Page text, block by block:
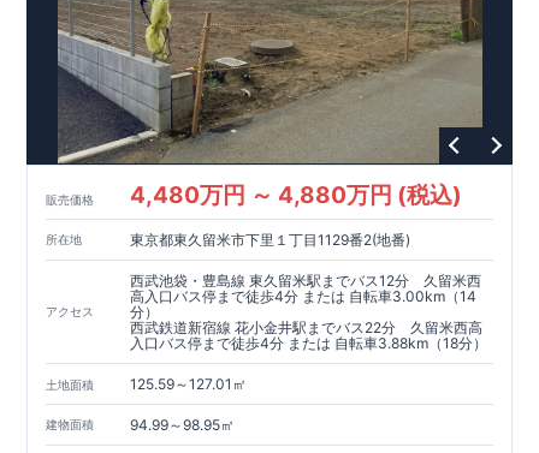
周辺には利便施設が点在！
販売価格 4,480万円 ～ 4,880万円 (税込)
所在地 東京都東久留米市下里１丁目1129番2(地番)
アクセス
西武池袋・豊島線 東久留米駅までバス12分 久留米西
高入口バス停まで徒歩4分 または 自転車3.00km（14
分）
西武鉄道新宿線 花小金井駅までバス22分 久留米西高
入口バス停まで徒歩4分 または 自転車3.88km（18分）
土地面積 125.59～127.01㎡
建物面積 94.99～98.95㎡